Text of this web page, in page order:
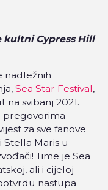
kultni Cypress Hill
nadležnih
Sea Star Festival,
svibanj 2021.
pregovorima
za sve fanove
Maris u
Time je Sea
ali i cijeloj
nastupa